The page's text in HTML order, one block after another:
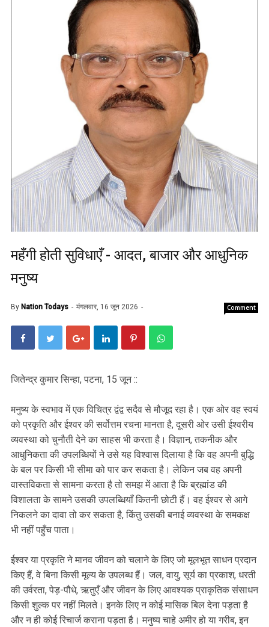
महँगी होती सुविधाएँ - आदत, बाजार और आधुनिक
मनुष्य
By Nation Todays मंगलवार, 16 जून 2026 Comment
जितेन्द्र कुमार सिन्हा, पटना, 15 जून ::
मनुष्य के स्वभाव में एक विचित्र द्वंद्व सदैव से मौजूद रहा है। एक ओर वह स्वयं
को प्रकृति और ईश्वर की सर्वोत्तम रचना मानता है, दूसरी ओर उसी ईश्वरीय
व्यवस्था को चुनौती देने का साहस भी करता है। विज्ञान, तकनीक और
आधुनिकता की उपलब्धियों ने उसे यह विश्वास दिलाया है कि वह अपनी बुद्धि
के बल पर किसी भी सीमा को पार कर सकता है। लेकिन जब वह अपनी
वास्तविकता से सामना करता है तो समझ में आता है कि ब्रह्मांड की
विशालता के सामने उसकी उपलब्धियाँ कितनी छोटी हैं। वह ईश्वर से आगे
निकलने का दावा तो कर सकता है, किंतु उसकी बनाई व्यवस्था के समकक्ष
भी नहीं पहुँच पाता।
ईश्वर या प्रकृति ने मानव जीवन को चलाने के लिए जो मूलभूत साधन प्रदान
किए हैं, वे बिना किसी मूल्य के उपलब्ध हैं। जल, वायु, सूर्य का प्रकाश, धरती
की उर्वरता, पेड़-पौधे, ऋतुएँ और जीवन के लिए आवश्यक प्राकृतिक संसाधन
किसी शुल्क पर नहीं मिलते। इनके लिए न कोई मासिक बिल देना पड़ता है
और न ही कोई रिचार्ज कराना पड़ता है। मनुष्य चाहे अमीर हो या गरीब, इन